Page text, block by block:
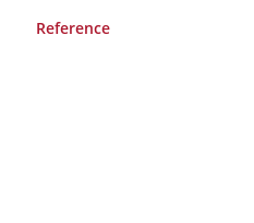
Reference